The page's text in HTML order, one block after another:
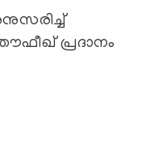
പ്രദാനം